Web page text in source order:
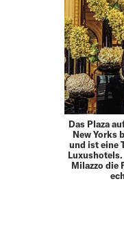
Das Plaza
New Yorks
und ist eine
Milazzo die